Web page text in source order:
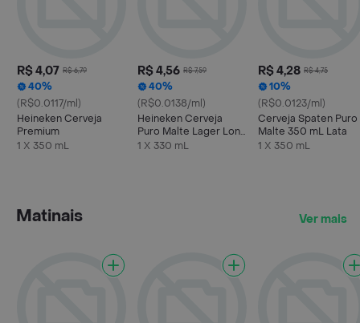
R$ 4,07 R$ 6,79
40%
(R$0.0117/ml)
Heineken Cerveja
Premium
1 X 350 mL
R$ 4,56 R$ 7,59
40%
(R$0.0138/ml)
Heineken Cerveja
Puro Malte Lager Long
Neck 330ml
1 X 330 mL
R$ 4,28 R$ 4,75
10%
(R$0.0123/ml)
Cerveja Spaten Puro
Malte 350 mL Lata
1 X 350 mL
Matinais Ver mais